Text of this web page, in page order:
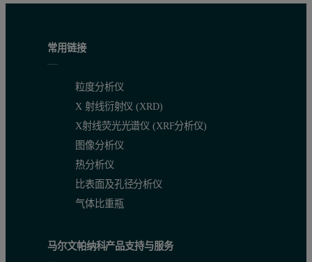
常用链接
粒度分析仪
X 射线衍射仪 (XRD)
X射线荧光光谱仪 (XRF分析仪)
图像分析仪
热分析仪
比表面及孔径分析仪
气体比重瓶
马尔文帕纳科产品支持与服务